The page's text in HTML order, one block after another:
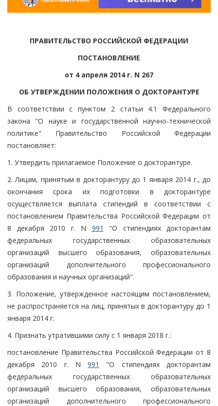
ПРАВИТЕЛЬСТВО РОССИЙСКОЙ ФЕДЕРАЦИИ
ПОСТАНОВЛЕНИЕ
от 4 апреля 2014 г. N 267
ОБ УТВЕРЖДЕНИИ ПОЛОЖЕНИЯ О ДОКТОРАНТУРЕ
В соответствии с пунктом 2 статьи 4.1 Федерального
закона "О науке и государственной научно-технической
политике" Правительство Российской Федерации
постановляет:
1. Утвердить прилагаемое Положение о докторантуре.
2. Лицам, принятым в докторантуру до 1 января 2014 г., до
окончания срока их подготовки в докторантуре
осуществляется выплата стипендий в соответствии с
постановлением Правительства Российской Федерации от
8 декабря 2010 г. N 991
"О стипендиях докторантам
федеральных государственных образовательных
организаций высшего образования, образовательных
организаций дополнительного профессионального
образования и научных организаций".
3. Положение, утвержденное настоящим постановлением,
не распространяется на лиц, принятых в докторантуру до 1
января 2014 г.
4. Признать утратившими силу с 1 января 2018 г.:
постановление Правительства Российской Федерации от 8
декабря 2010 г. N991
"О стипендиях докторантам
федеральных государственных образовательных
организаций высшего образования, образовательных
организаций дополнительного профессионального